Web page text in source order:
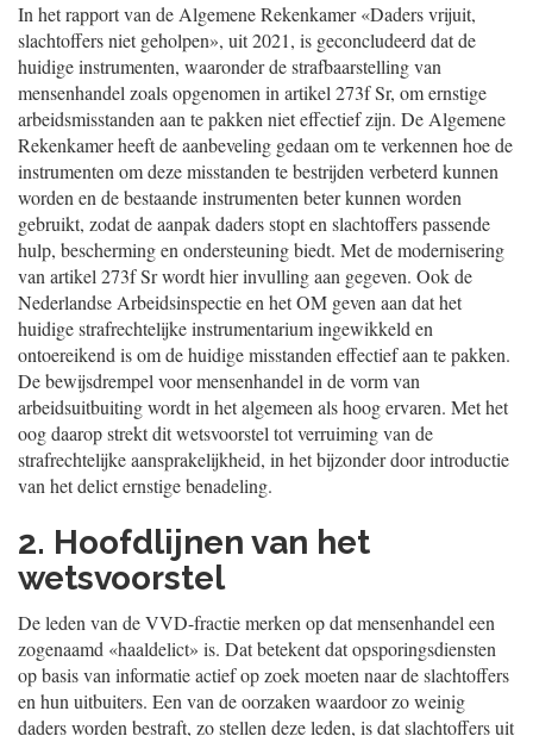
In het rapport van de Algemene Rekenkamer «Daders vrijuit,
slachtoffers niet geholpen», uit 2021, is geconcludeerd dat de
huidige instrumenten, waaronder de strafbaarstelling van
mensenhandel zoals opgenomen in artikel 273f Sr, om ernstige
arbeidsmisstanden aan te pakken niet effectief zijn. De Algemene
Rekenkamer heeft de aanbeveling gedaan om te verkennen hoe de
instrumenten om deze misstanden te bestrijden verbeterd kunnen
worden en de bestaande instrumenten beter kunnen worden
gebruikt, zodat de aanpak daders stopt en slachtoffers passende
hulp, bescherming en ondersteuning biedt. Met de modernisering
van artikel 273f Sr wordt hier invulling aan gegeven. Ook de
Nederlandse Arbeidsinspectie en het OM geven aan dat het
huidige strafrechtelijke instrumentarium ingewikkeld en
ontoereikend is om de huidige misstanden effectief aan te pakken.
De bewijsdrempel voor mensenhandel in de vorm van
arbeidsuitbuiting wordt in het algemeen als hoog ervaren. Met het
oog daarop strekt dit wetsvoorstel tot verruiming van de
strafrechtelijke aansprakelijkheid, in het bijzonder door introductie
van het delict ernstige benadeling.
2. Hoofdlijnen van het
wetsvoorstel
De leden van de VVD-fractie merken op dat mensenhandel een
zogenaamd «haaldelict» is. Dat betekent dat opsporingsdiensten
op basis van informatie actief op zoek moeten naar de slachtoffers
en hun uitbuiters. Een van de oorzaken waardoor zo weinig
daders worden bestraft, zo stellen deze leden, is dat slachtoffers uit